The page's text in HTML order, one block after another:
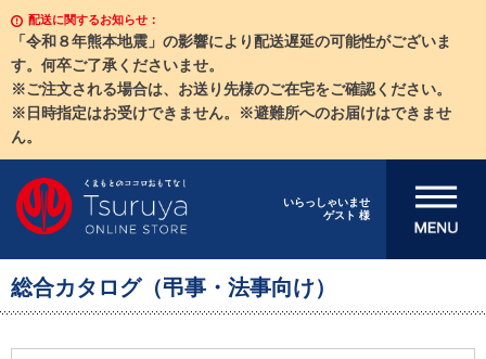
配送に関するお知らせ：
「令和８年熊本地震」の影響により配送遅延の可能性がございま
す。何卒ご了承くださいませ。
※ご注文される場合は、お送り先様のご在宅をご確認ください。
※日時指定はお受けできません。※避難所へのお届けはできませ
ん。
いらっしゃいませ
ゲスト 様
メニューを開
総合カタログ（弔事・法事向け）